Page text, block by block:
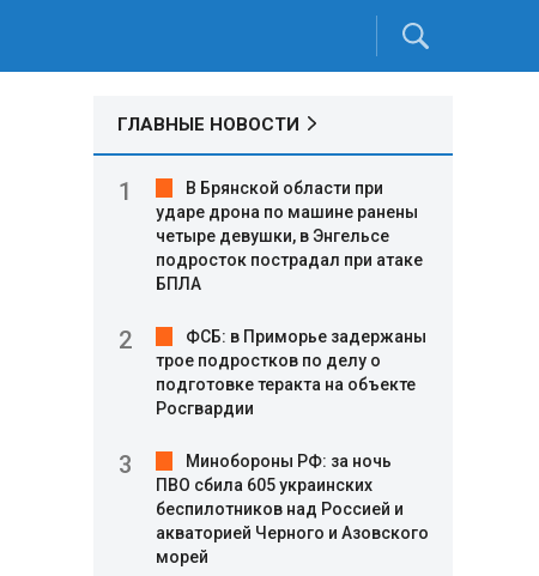
ГЛАВНЫЕ НОВОСТИ
В Брянской области при
ударе дрона по машине ранены
четыре девушки, в Энгельсе
подросток пострадал при атаке
БПЛА
ФСБ: в Приморье задержаны
трое подростков по делу о
подготовке теракта на объекте
Росгвардии
Минобороны РФ: за ночь
ПВО сбила 605 украинских
беспилотников над Россией и
акваторией Черного и Азовского
морей